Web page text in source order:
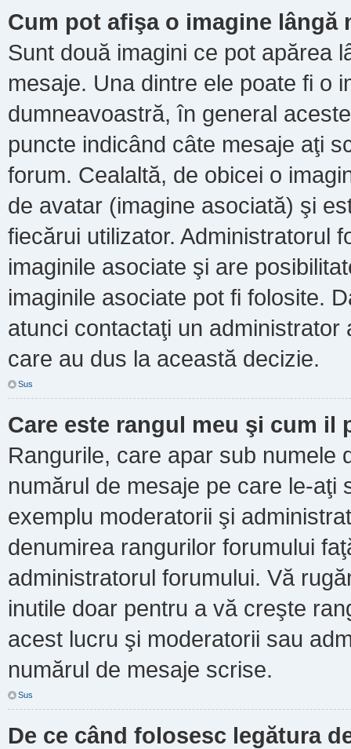
Cum pot afişa o imagine lângă
Sunt două imagini ce pot apărea
mesaje. Una dintre ele poate fi o
dumneavoastră, în general
puncte indicând câte mesaje aţi
forum. Cealaltă, de obicei o
de avatar (imagine asociată) şi
fiecărui utilizator. Administratorul
imaginile asociate şi are
imaginile asociate pot fi folosite.
atunci contactaţi un
care au dus la această decizie.
Sus
Care este rangul meu şi cum il
Rangurile, care apar sub numele
numărul de mesaje pe care le-aţi
exemplu moderatorii şi
denumirea rangurilor forumului
administratorul forumului. Vă
inutile doar pentru a vă creşte
acest lucru şi moderatorii sau
numărul de mesaje scrise.
Sus
De ce când folosesc legătura